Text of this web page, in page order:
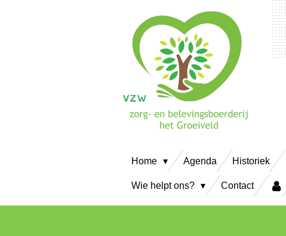
Home Agenda Historiek
Wie helpt ons? Contact